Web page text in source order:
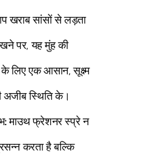
खराब सांसों से लड़ता
पर, यह मुंह की
लिए एक आसान, सूक्ष्म
अजीब स्थिति के।
माउथ फ्रेशनर स्प्रे न
करता है बल्कि